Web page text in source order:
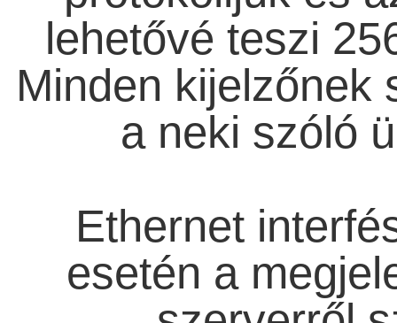
lehetővé teszi
Minden kijelzőnek
a neki szóló
Ethernet
esetén a